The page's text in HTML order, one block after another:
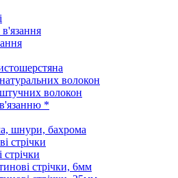
волокон
волокон
*
шнури, бахрома
стрічки
стрічки
стрічки, 6мм